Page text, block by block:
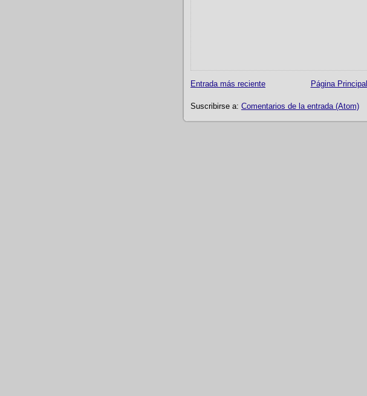
Entrada más reciente Página Principal
Suscribirse a: Comentarios de la entrada (Atom)